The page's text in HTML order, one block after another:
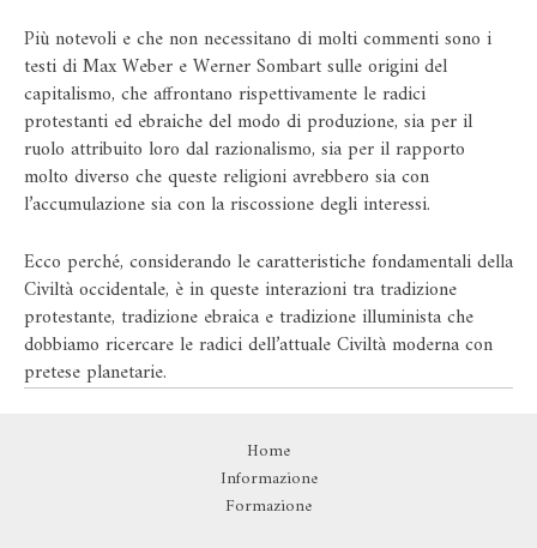
Più notevoli e che non necessitano di molti commenti sono i
testi di Max Weber e Werner Sombart sulle origini del
capitalismo, che affrontano rispettivamente le radici
protestanti ed ebraiche del modo di produzione, sia per il
ruolo attribuito loro dal razionalismo, sia per il rapporto
molto diverso che queste religioni avrebbero sia con
l’accumulazione sia con la riscossione degli interessi.
Ecco perché, considerando le caratteristiche fondamentali della
Civiltà occidentale, è in queste interazioni tra tradizione
protestante, tradizione ebraica e tradizione illuminista che
dobbiamo ricercare le radici dell’attuale Civiltà moderna con
pretese planetarie.
Home
Informazione
Formazione